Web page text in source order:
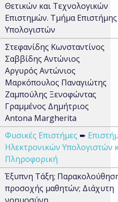
Θετικών και Τεχνολογικών
Επιστημών. Τμήμα Επιστήμης
Υπολογιστών
Στεφανίδης Κωνσταντίνος
Σαββίδης Αντώνιος
Αργυρός Αντώνιος
Μαρκόπουλος Παναγιώτης
Ζαμπούλης Ξενοφώντας
Γραμμένος Δημήτριος
Antona Margherita
Φυσικές Επιστήμες ➨
Ηλεκτρονικών Υπολογιστών
Πληροφορική
Έξυπνη Τάξη;
προσοχής μαθητών; Διάχυτη